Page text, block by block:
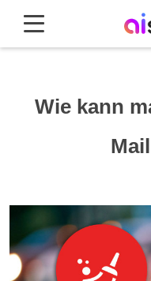
Wie kann